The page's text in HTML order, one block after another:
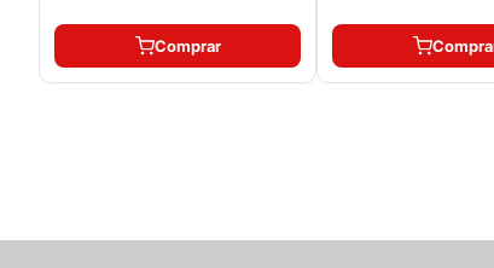
Comprar